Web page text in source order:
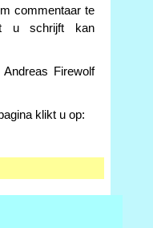
commentaar te
u schrijft kan
Firewolf
klikt u op: